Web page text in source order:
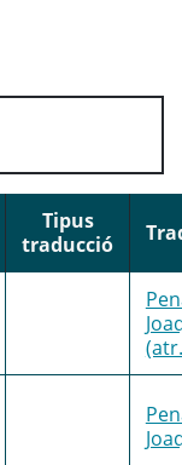
Tipus
traducció